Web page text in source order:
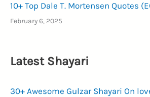
10+ Top Dale T. Mortensen Quotes
February 6, 2025
Latest Shayari
30+ Awesome Gulzar Shayari On